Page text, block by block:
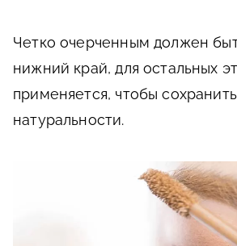
Четко очерченным должен
нижний край, для остальных
применяется, чтобы
натуральности.